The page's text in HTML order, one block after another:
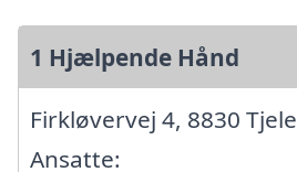
1 Hjælpende Hånd
Firkløvervej 4, 8830 Tjele
Ansatte: